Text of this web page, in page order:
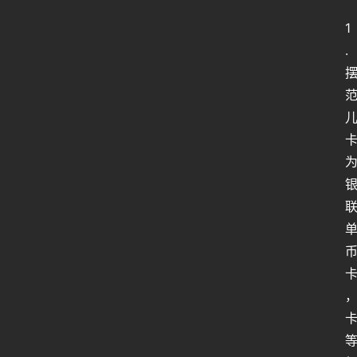
1
.
摆
范
儿
卡
为
银
联
单
币
卡
，
卡
等